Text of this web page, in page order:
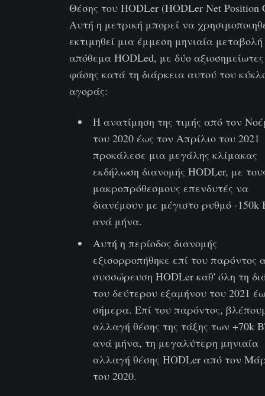
Θέσης του HODLer (HODLer Net Position
Αυτή η μετρική μπορεί να
εκτιμηθεί μια έμμεση μηνιαία
απόθεμα HODLed, με δύο
φάσης κατά τη διάρκεια αυτού του
αγοράς:
Η ανατίμηση της τιμής από τον
του 2020 έως τον Απρίλιο του 2021
προκάλεσε μια μεγάλης κλίμακας
εκδήλωση διανομής HODLer, με
μακροπρόθεσμους επενδυτές να
διανέμουν με μέγιστο ρυθμό -150k
ανά μήνα.
Αυτή η περίοδος διανομής
εξισορροπήθηκε επί του παρόντος
συσσώρευση HODLer καθ' όλη τη
του δεύτερου εξαμήνου του 2021
σήμερα. Επί του παρόντος,
αλλαγή θέσης της τάξης των +70k
ανά μήνα, τη μεγαλύτερη μηνιαία
αλλαγή θέσης HODLer από τον
του 2020.